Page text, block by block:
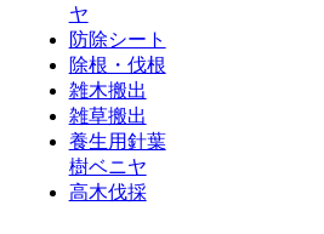
ヤ
防除シート
除根・伐根
雑木搬出
雑草搬出
養生用針葉
樹ベニヤ
高木伐採